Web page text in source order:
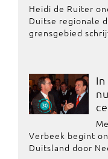
Heidi de Ruiter
Duitse regionale
grensgebied
Verbeek begint
Duitsland door